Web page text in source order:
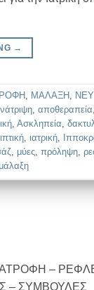
→
ΜΑΛΑΞΗ
,αποθεραπεία
,Ασκληπεία ,
ιατρική
μύες ,πρόληψη ,
–
– ΣΥΜΒΟΥΛΕΣ